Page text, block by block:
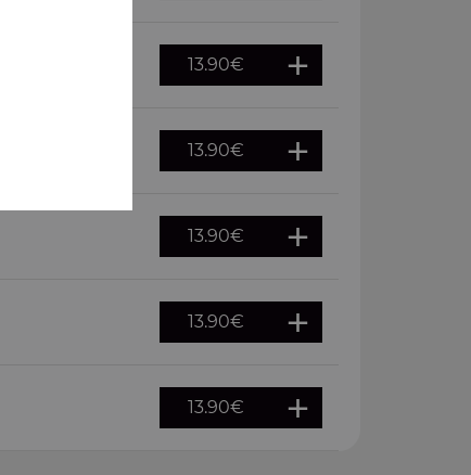
13.90€
13.90€
13.90€
13.90€
13.90€